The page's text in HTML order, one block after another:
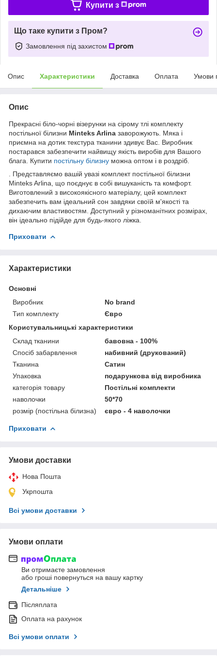
Купити з
Що таке купити з Пром?
Замовлення під захистом
Опис Характеристики Доставка Оплата Умови
Опис
Прекрасні біло-чорні візерунки на сірому тлі комплекту
постільної білизни Minteks Arlina заворожують. Мяка і
приємна на дотик текстура тканини здивує Вас. Виробник
постарався забезпечити найвищу якість виробів для Вашого
блага. Купити постільну білизну можна оптом і в роздріб.
. Представляємо вашій увазі комплект постільної білизни
Minteks Arlina, що поєднує в собі вишуканість та комфорт.
Виготовлений з високоякісного матеріалу, цей комплект
забезпечить вам ідеальний сон завдяки своїй м'якості та
дихаючим властивостям. Доступний у різноманітних розмірах,
він ідеально підійде для будь-якого ліжка.
Приховати
Характеристики
Основні
Виробник
No brand
Тип комплекту
Євро
Користувальницькі характеристики
Склад тканини
бавовна - 100%
Спосіб забарвлення
набивний (друкований)
Тканина
Сатин
Упаковка
подарункова від виробника
категорія товару
Постільні комплекти
наволочки
50*70
розмір (постільна білизна)
євро - 4 наволочки
Приховати
Умови доставки
Нова Пошта
Укрпошта
Всі умови доставки
Умови оплати
Ви отримаєте замовлення
або гроші повернуться на вашу картку
Детальніше
Післяплата
Оплата на рахунок
Всі умови оплати